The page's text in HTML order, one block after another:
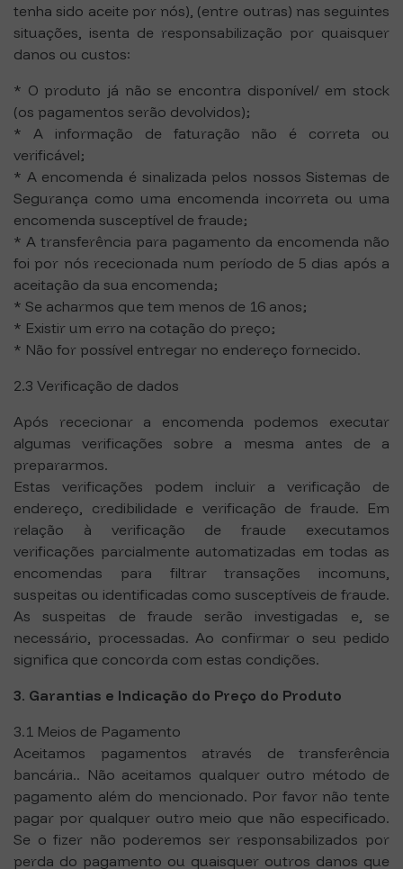
tenha sido aceite por nós), (entre outras) nas seguintes
situações, isenta de responsabilização por quaisquer
danos ou custos:
* O produto já não se encontra disponível/ em stock
(os pagamentos serão devolvidos);
* A informação de faturação não é correta ou
verificável;
* A encomenda é sinalizada pelos nossos Sistemas de
Segurança como uma encomenda incorreta ou uma
encomenda susceptível de fraude;
* A transferência para pagamento da encomenda não
foi por nós rececionada num período de 5 dias após a
aceitação da sua encomenda;
* Se acharmos que tem menos de 16 anos;
* Existir um erro na cotação do preço;
* Não for possível entregar no endereço fornecido.
2.3 Verificação de dados
Após rececionar a encomenda podemos executar
algumas verificações sobre a mesma antes de a
prepararmos.
Estas verificações podem incluir a verificação de
endereço, credibilidade e verificação de fraude. Em
relação à verificação de fraude executamos
verificações parcialmente automatizadas em todas as
encomendas para filtrar transações incomuns,
suspeitas ou identificadas como susceptíveis de fraude.
As suspeitas de fraude serão investigadas e, se
necessário, processadas. Ao confirmar o seu pedido
significa que concorda com estas condições.
3. Garantias e Indicação do Preço do Produto
3.1 Meios de Pagamento
Aceitamos pagamentos através de transferência
bancária.. Não aceitamos qualquer outro método de
pagamento além do mencionado. Por favor não tente
pagar por qualquer outro meio que não especificado.
Se o fizer não poderemos ser responsabilizados por
perda do pagamento ou quaisquer outros danos que